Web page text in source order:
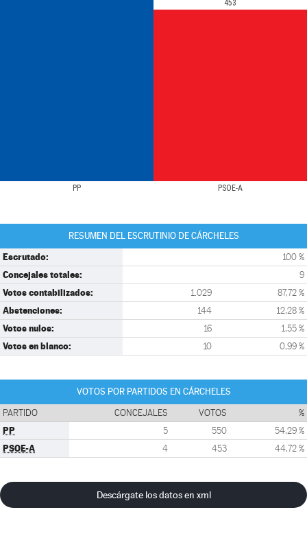
PP PSOE-A
453
RESUMEN DEL ESCRUTINIO DE CÁRCHELES
Escrutado: 100 %
Concejales totales: 9
Votos contabilizados: 1.029 87,72 %
Abstenciones: 144 12,28 %
Votos nulos: 16 1,55 %
Votos en blanco: 10 0,99 %
VOTOS POR PARTIDOS EN CÁRCHELES
PARTIDO CONCEJALES VOTOS %
PP 5 550 54,29 %
PSOE-A 4 453 44,72 %
Descárgate los datos en xml